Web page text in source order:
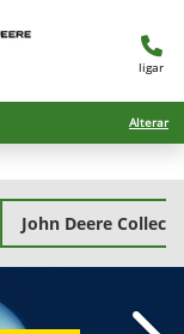
ligar
Alterar
John Deere